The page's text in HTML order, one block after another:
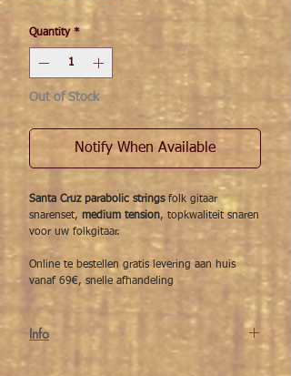
Quantity *
Out of Stock
Notify When Available
Santa Cruz parabolic stringsfolk gitaar
snarenset, medium tension, topkwaliteit snaren
voor uw folkgitaar.
Online te bestellen gratis levering aan huis
vanaf 69€, snelle afhandeling
Info
Santa Cruz Strings are engineered to do